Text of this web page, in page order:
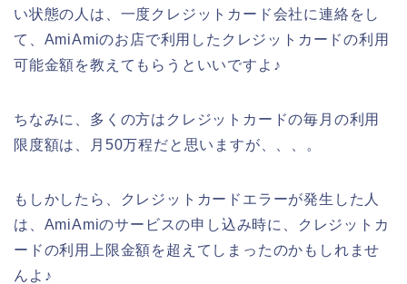
い状態の人は、一度クレジットカード会社に連絡をし
て、AmiAmiのお店で利用したクレジットカードの利用
可能金額を教えてもらうといいですよ♪
ちなみに、多くの方はクレジットカードの毎月の利用
限度額は、月50万程だと思いますが、、、。
もしかしたら、クレジットカードエラーが発生した人
は、AmiAmiのサービスの申し込み時に、クレジットカ
ードの利用上限金額を超えてしまったのかもしれませ
んよ♪